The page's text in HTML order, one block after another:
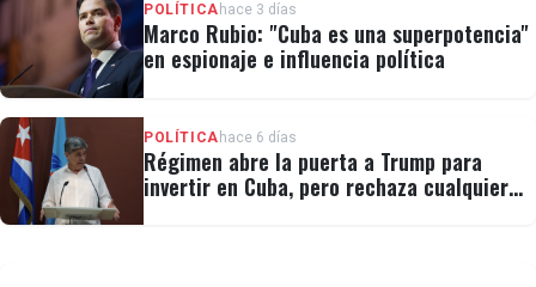
POLÍTICA hace 3 días
Marco Rubio: "Cuba es una superpotencia"
en espionaje e influencia política
POLÍTICA hace 6 días
Régimen abre la puerta a Trump para
invertir en Cuba, pero rechaza cualquier